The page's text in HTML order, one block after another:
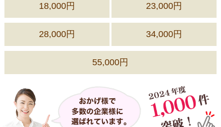
18,000円 23,000円
28,000円 34,000円
55,000円